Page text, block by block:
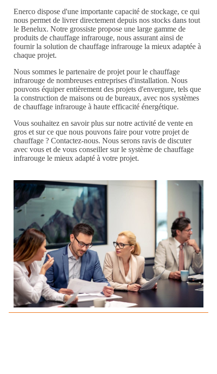
Enerco dispose d'une importante capacité de stockage, ce qui
nous permet de livrer directement depuis nos stocks dans tout
le Benelux. Notre grossiste propose une large gamme de
produits de chauffage infrarouge, nous assurant ainsi de
fournir la solution de chauffage infrarouge la mieux adaptée à
chaque projet.
Nous sommes le partenaire de projet pour le chauffage
infrarouge de nombreuses entreprises d'installation. Nous
pouvons équiper entièrement des projets d'envergure, tels que
la construction de maisons ou de bureaux, avec nos systèmes
de chauffage infrarouge à haute efficacité énergétique.
Vous souhaitez en savoir plus sur notre activité de vente en
gros et sur ce que nous pouvons faire pour votre projet de
chauffage ? Contactez-nous. Nous serons ravis de discuter
avec vous et de vous conseiller sur le système de chauffage
infrarouge le mieux adapté à votre projet.